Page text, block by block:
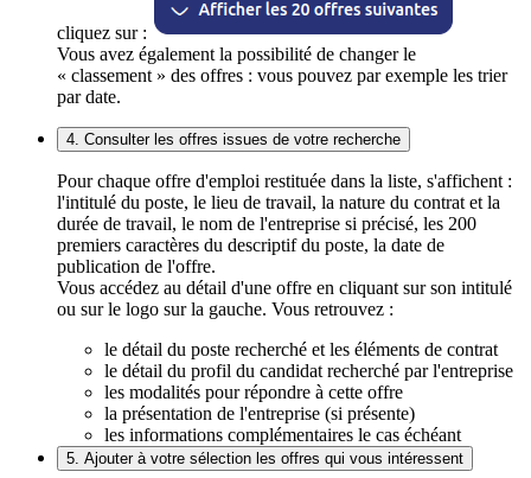
cliquez sur :
Vous avez également la possibilité de changer le
« classement » des offres : vous pouvez par exemple les trier
par date.
4. Consulter les offres issues de votre recherche
Pour chaque offre d'emploi restituée dans la liste, s'affichent :
l'intitulé du poste, le lieu de travail, la nature du contrat et la
durée de travail, le nom de l'entreprise si précisé, les 200
premiers caractères du descriptif du poste, la date de
publication de l'offre.
Vous accédez au détail d'une offre en cliquant sur son intitulé
ou sur le logo sur la gauche. Vous retrouvez :
le détail du poste recherché et les éléments de contrat
le détail du profil du candidat recherché par l'entreprise
les modalités pour répondre à cette offre
la présentation de l'entreprise (si présente)
les informations complémentaires le cas échéant
5. Ajouter à votre sélection les offres qui vous intéressent